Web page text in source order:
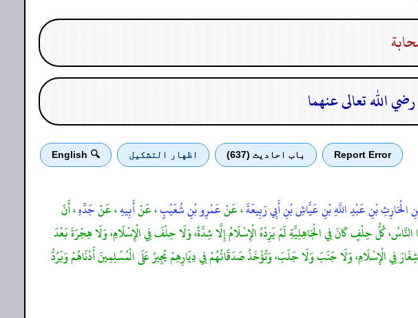
Report Error باب احادیث (637) اظهار التشكيل 🔍 English
الْحَارِثِ بْنِ عَبْدِ اللَّهِ بْنِ عَيَّاشِ بْنِ أَبِي رَبِيعَةَ، عَنْعَمْرِو بْنِ شُعَيْبٍ، عَنْأَبِيهِ، عَنْجَدِّهِ، أَنّ
كُلُّ حِلْفٍ كَانَ فِي الْجَاهِلِيَّةِ لَمْ يَزِدْهُ الْإِسْلَامُ إِلَّا شِدَّةً، وَلَا حِلْفَ فِي الْإِسْلَامِ، وَلَا هِجْرَةَ بَعْدَ
فِي الْإِسْلَامِ، وَلَا جَنَبَ وَلَا جَلَبَ، وَتُؤْخَذُ صَدَقَاتُهُمْ فِي دِيَارِهِمْ يُجِيرُ عَلَى الْمُسْلِمِينَ أَدْنَاهُمْ وَيَرُدُّ